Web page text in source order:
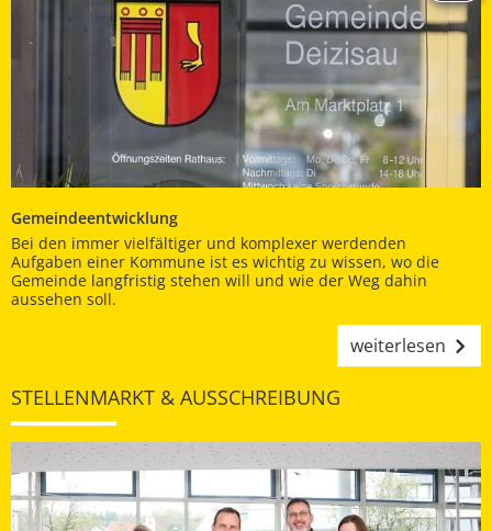
Gemeindeentwicklung
Bei den immer vielfältiger und komplexer werdenden
Aufgaben einer Kommune ist es wichtig zu wissen, wo die
Gemeinde langfristig stehen will und wie der Weg dahin
aussehen soll.
weiterlesen
STELLENMARKT & AUSSCHREIBUNG